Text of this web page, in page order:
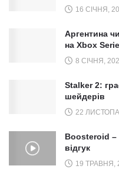
16 СІЧНЯ,
Аргентина
на Xbox
8 СІЧНЯ,
Stalker 2:
шейдерів
22
Boosteroid –
відгук
19 ТРАВНЯ,